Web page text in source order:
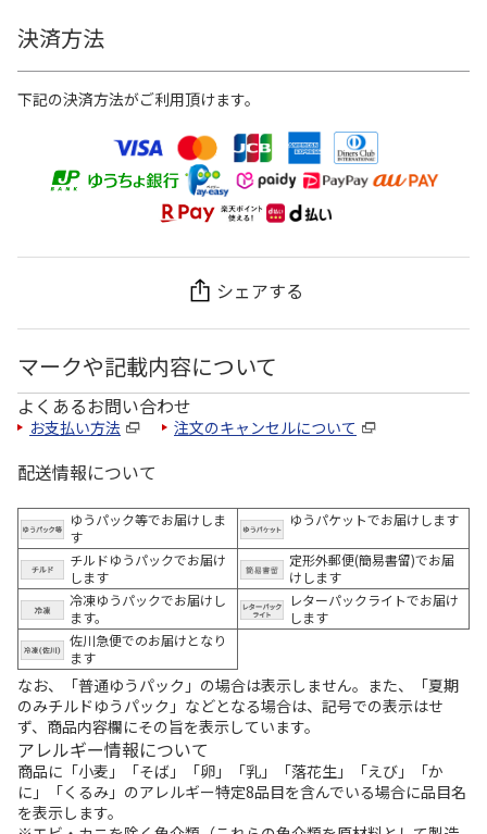
決済方法
下記の決済方法がご利用頂けます。
シェアする
マークや記載内容について
よくあるお問い合わせ
お支払い方法 注文のキャンセルについて
配送情報について
ゆうパック等でお届けしま
す
ゆうパケットでお届けします
チルドゆうパックでお届け
します
定形外郵便(簡易書留)でお届
けします
冷凍ゆうパックでお届けし
ます。
レターパックライトでお届け
します
佐川急便でのお届けとなり
ます
なお、「普通ゆうパック」の場合は表示しません。また、「夏期
のみチルドゆうパック」などとなる場合は、記号での表示はせ
ず、商品内容欄にその旨を表示しています。
アレルギー情報について
商品に「小麦」「そば」「卵」「乳」「落花生」「えび」「か
に」「くるみ」のアレルギー特定8品目を含んでいる場合に品目名
を表示します。